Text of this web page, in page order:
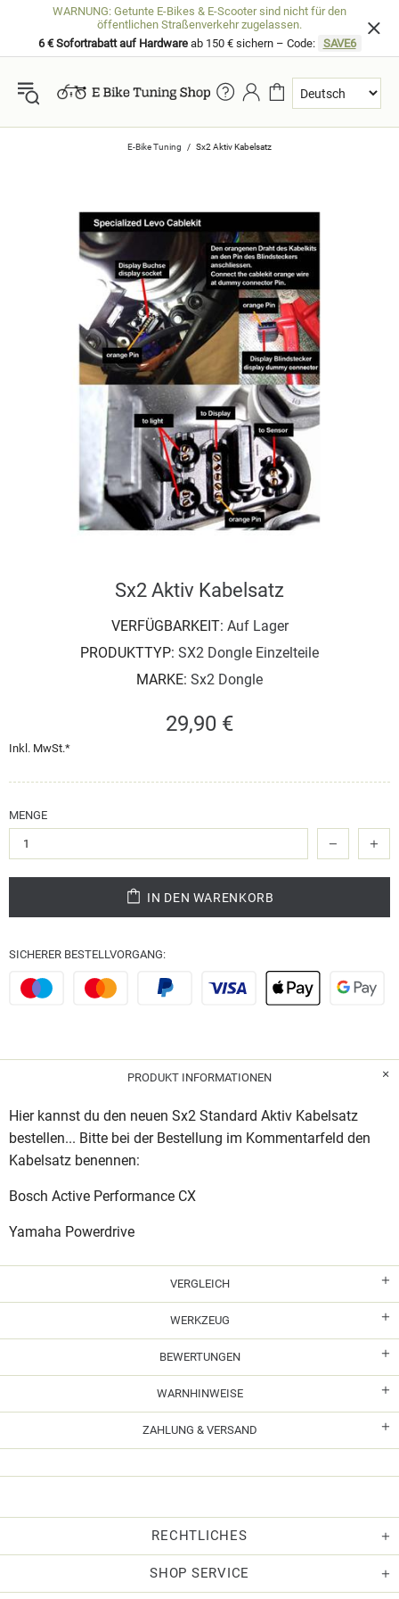
WARNUNG: Getunte E-Bikes & E-Scooter sind nicht für den
öffentlichen Straßenverkehr zugelassen.
6 € Sofortrabatt auf Hardwareab 150 € sichern – Code: SAVE6
E-Bike Tuning Sx2 Aktiv Kabelsatz
Sx2 Aktiv Kabelsatz
VERFÜGBARKEIT: Auf Lager
PRODUKTTYP: SX2 Dongle Einzelteile
MARKE: Sx2 Dongle
29,90 €
Inkl. MwSt.*
MENGE
IN DEN WARENKORB
SICHERER BESTELLVORGANG:
PRODUKT INFORMATIONEN
Hier kannst du den neuen Sx2 Standard Aktiv Kabelsatz
bestellen... Bitte bei der Bestellung im Kommentarfeld den
Kabelsatz benennen:
Bosch Active Performance CX
Yamaha Powerdrive
VERGLEICH
WERKZEUG
BEWERTUNGEN
WARNHINWEISE
ZAHLUNG & VERSAND
RECHTLICHES
SHOP SERVICE